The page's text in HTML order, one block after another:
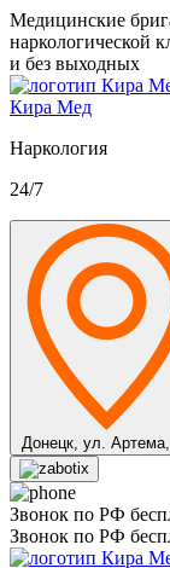
Медицинские
наркологической
и без выходных
Кира Мед
Наркология
24/7
Донецк, ул.
Звонок по РФ
Звонок по РФ